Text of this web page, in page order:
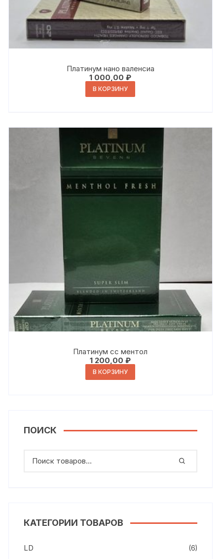
Платинум нано валенсиа
1 000,00₽
В КОРЗИНУ
Платинум сс ментол
1 200,00₽
В КОРЗИНУ
ПОИСК
КАТЕГОРИИ ТОВАРОВ
LD (6)